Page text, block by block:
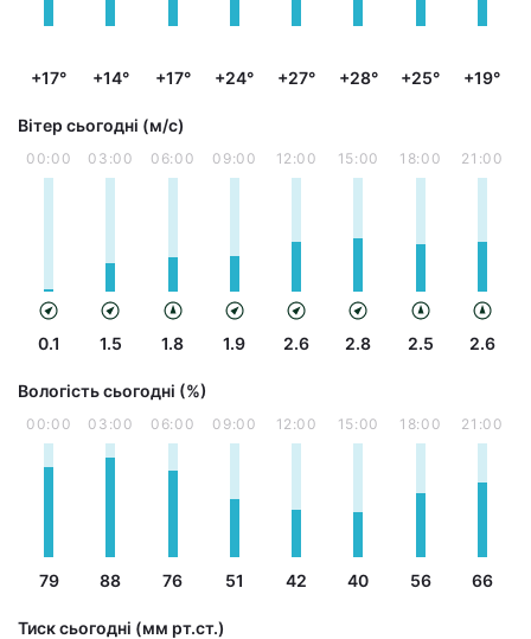
+17° +14° +17° +24° +27° +28° +25° +19°
Вітер сьогодні (м/с)
00:00
0.1
03:00
1.5
06:00
1.8
09:00
1.9
12:00
2.6
15:00
2.8
18:00
2.5
21:00
2.6
Вологість сьогодні (%)
00:00
79
03:00
88
06:00
76
09:00
51
12:00
42
15:00
40
18:00
56
21:00
66
Тиск сьогодні (мм рт.ст.)